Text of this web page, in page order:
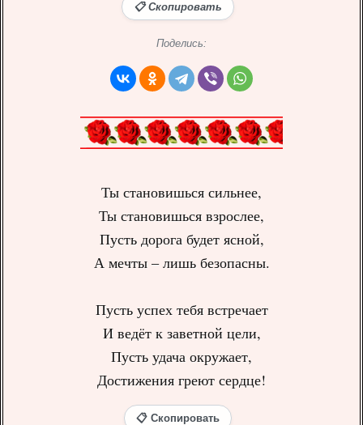
📋 Скопировать
Поделись:
Ты становишься сильнее,
Ты становишься взрослее,
Пусть дорога будет ясной,
А мечты – лишь безопасны.
Пусть успех тебя встречает
И ведёт к заветной цели,
Пусть удача окружает,
Достижения греют сердце!
📋 Скопировать